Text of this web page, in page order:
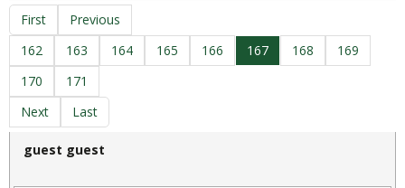
First
Previous
162
163 164 165 166 167 168
169
170
171
Next
Last
guest guest